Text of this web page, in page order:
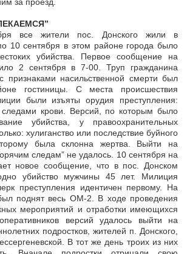
за проезд.
все жители пос. Донского жили в
10 сентября в этом районе города было
убийства. Первое сообщение на
2 сентября в 7-00. Труп гражданина
признаками насильственной смерти был
гостиницы. С места происшествия
были изъяты орудия преступления:
крови. Версий, по которым было
убийства, у правоохранительных
хулиганство или последствие буйного
была склонна жертва. Выйти на
следам” не удалось. 10 сентября на
новое сообщение, что в пос. Донском
убийство мужчины 45 лет. Милиция
преступления идентичен первому. На
поднят весь ОМ-2. В ходе проведения
мероприятий и отработки имеющихся
версий удалось выйти на
подростков, жителей п. Донского,
В тот же день троих из них